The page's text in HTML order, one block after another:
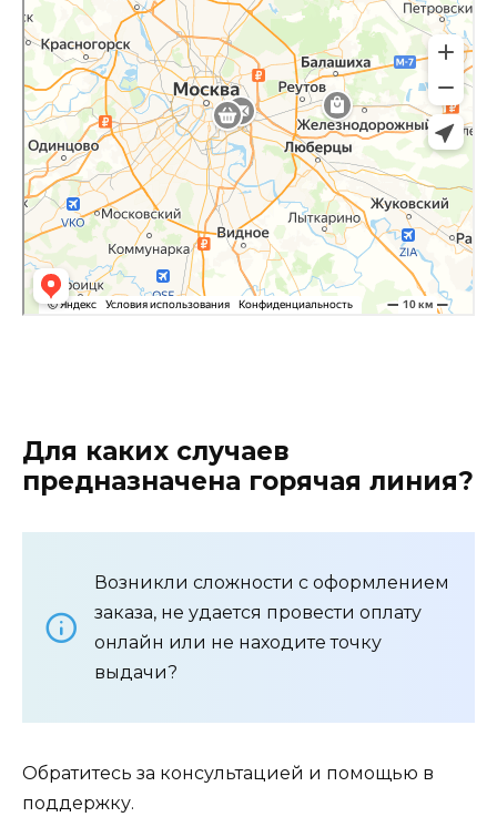
Для каких случаев
предназначена горячая линия?
Возникли сложности с оформлением
заказа, не удается провести оплату
онлайн или не находите точку
выдачи?
Обратитесь за консультацией и помощью в
поддержку.